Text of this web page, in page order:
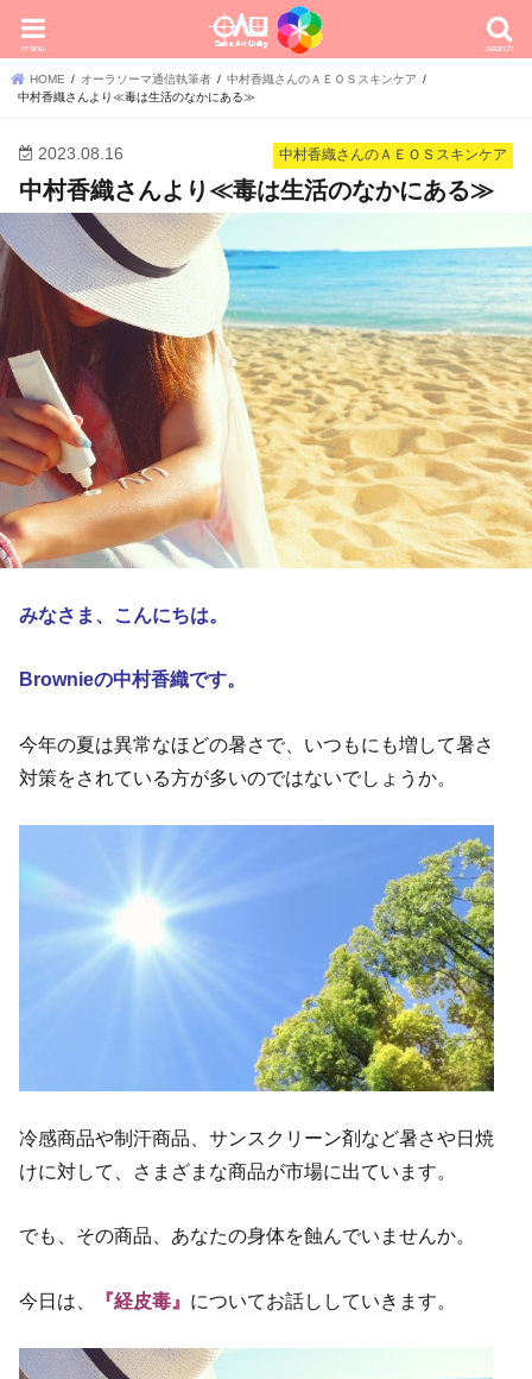
search
menu
HOME オーラソーマ通信執筆者
中村香織さんのＡＥＯＳスキンケア
中村香織さんより≪毒は生活のなかにある≫
中村香織さんのＡＥＯＳスキンケア
2023.08.16
中村香織さんより≪毒は生活のなかにある≫
みなさま、こんにちは。
Brownieの中村香織です。
今年の夏は異常なほどの暑さで、いつもにも増して暑さ
対策をされている方が多いのではないでしょうか。
冷感商品や制汗商品、サンスクリーン剤など暑さや日焼
けに対して、さまざまな商品が市場に出ています。
でも、その商品、あなたの身体を蝕んでいませんか。
今日は、 『経皮毒』 についてお話ししていきます。